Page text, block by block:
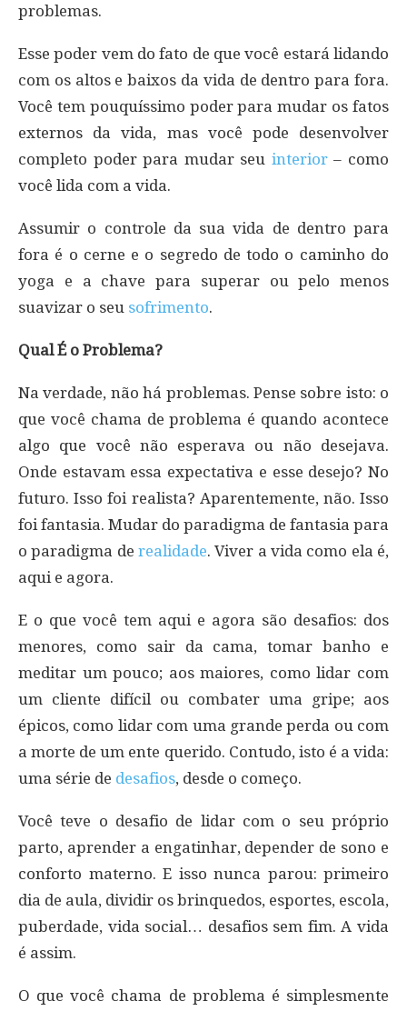
problemas.
Esse poder vem do fato de que você estará lidando
com os altos e baixos da vida de dentro para fora.
Você tem pouquíssimo poder para mudar os fatos
externos da vida, mas você pode desenvolver
completo poder para mudar seu interior– como
você lida com a vida.
Assumir o controle da sua vida de dentro para
fora é o cerne e o segredo de todo o caminho do
yoga e a chave para superar ou pelo menos
suavizar o seu sofrimento.
Qual É o Problema?
Na verdade, não há problemas. Pense sobre isto: o
que você chama de problema é quando acontece
algo que você não esperava ou não desejava.
Onde estavam essa expectativa e esse desejo? No
futuro. Isso foi realista? Aparentemente, não. Isso
foi fantasia. Mudar do paradigma de fantasia para
o paradigma de realidade. Viver a vida como ela é,
aqui e agora.
E o que você tem aqui e agora são desafios: dos
menores, como sair da cama, tomar banho e
meditar um pouco; aos maiores, como lidar com
um cliente difícil ou combater uma gripe; aos
épicos, como lidar com uma grande perda ou com
a morte de um ente querido. Contudo, isto é a vida:
uma série de desafios, desde o começo.
Você teve o desafio de lidar com o seu próprio
parto, aprender a engatinhar, depender de sono e
conforto materno. E isso nunca parou: primeiro
dia de aula, dividir os brinquedos, esportes, escola,
puberdade, vida social… desafios sem fim. A vida
é assim.
O que você chama de problema é simplesmente